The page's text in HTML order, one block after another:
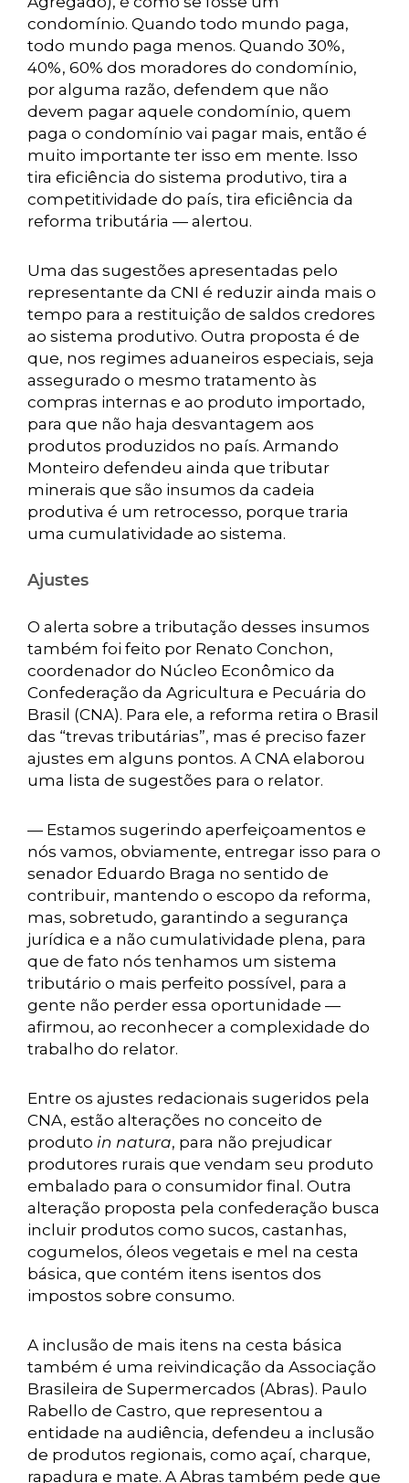
condomínio. Quando todo mundo paga,
todo mundo paga menos. Quando 30%,
40%, 60% dos moradores do condomínio,
por alguma razão, defendem que não
devem pagar aquele condomínio, quem
paga o condomínio vai pagar mais, então é
muito importante ter isso em mente. Isso
tira eficiência do sistema produtivo, tira a
competitividade do país, tira eficiência da
reforma tributária — alertou.
Uma das sugestões apresentadas pelo
representante da CNI é reduzir ainda mais o
tempo para a restituição de saldos credores
ao sistema produtivo. Outra proposta é de
que, nos regimes aduaneiros especiais, seja
assegurado o mesmo tratamento às
compras internas e ao produto importado,
para que não haja desvantagem aos
produtos produzidos no país. Armando
Monteiro defendeu ainda que tributar
minerais que são insumos da cadeia
produtiva é um retrocesso, porque traria
uma cumulatividade ao sistema.
Ajustes
O alerta sobre a tributação desses insumos
também foi feito por Renato Conchon,
coordenador do Núcleo Econômico da
Confederação da Agricultura e Pecuária do
Brasil (CNA). Para ele, a reforma retira o Brasil
das “trevas tributárias”, mas é preciso fazer
ajustes em alguns pontos. A CNA elaborou
uma lista de sugestões para o relator.
— Estamos sugerindo aperfeiçoamentos e
nós vamos, obviamente, entregar isso para o
senador Eduardo Braga no sentido de
contribuir, mantendo o escopo da reforma,
mas, sobretudo, garantindo a segurança
jurídica e a não cumulatividade plena, para
que de fato nós tenhamos um sistema
tributário o mais perfeito possível, para a
gente não perder essa oportunidade —
afirmou, ao reconhecer a complexidade do
trabalho do relator.
Entre os ajustes redacionais sugeridos pela
CNA, estão alterações no conceito de
produto in natura, para não prejudicar
produtores rurais que vendam seu produto
embalado para o consumidor final. Outra
alteração proposta pela confederação busca
incluir produtos como sucos, castanhas,
cogumelos, óleos vegetais e mel na cesta
básica, que contém itens isentos dos
impostos sobre consumo.
A inclusão de mais itens na cesta básica
também é uma reivindicação da Associação
Brasileira de Supermercados (Abras). Paulo
Rabello de Castro, que representou a
entidade na audiência, defendeu a inclusão
de produtos regionais, como açaí, charque,
rapadura e mate. A Abras também pede que